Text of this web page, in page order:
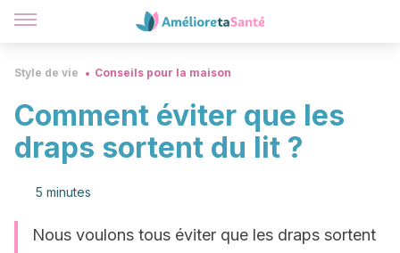
Style de vie Conseils pour la maison
Comment éviter que les
draps sortent du lit ?
5 minutes
Nous voulons tous éviter que les draps sortent